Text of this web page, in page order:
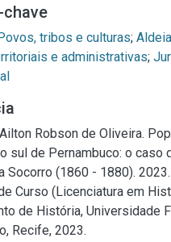
chave
tribos e culturas;
e administrativas;
Ailton Robson de Oliveira.
sul de Pernambuco: o caso
Socorro (1860 - 1880).
Curso (Licenciatura em
de História, Universidade
Recife, 2023.